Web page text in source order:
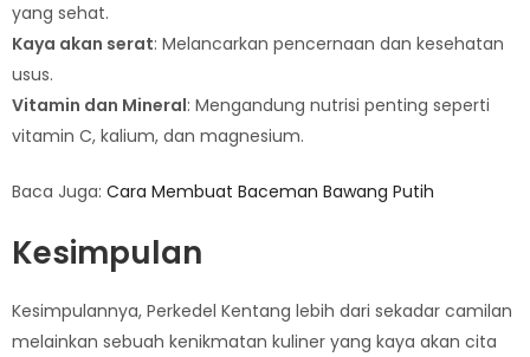
yang sehat.
Kaya akan serat: Melancarkan pencernaan dan kesehatan
usus.
Vitamin dan Mineral: Mengandung nutrisi penting seperti
vitamin C, kalium, dan magnesium.
Baca Juga: Cara Membuat Baceman Bawang Putih
Kesimpulan
Kesimpulannya, Perkedel Kentang lebih dari sekadar camilan
melainkan sebuah kenikmatan kuliner yang kaya akan cita